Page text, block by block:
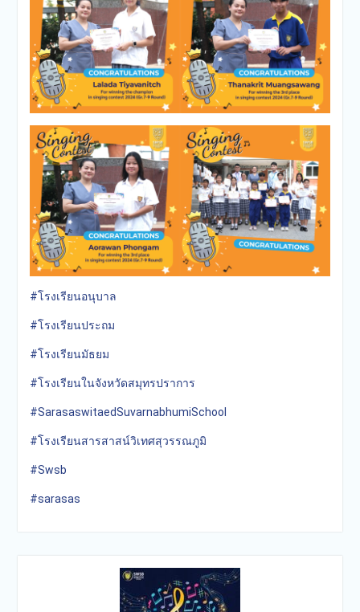
#โรงเรียนอนุบาล
#โรงเรียนประถม
#โรงเรียนมัธยม
#โรงเรียนในจังหวัดสมุทรปราการ
#SarasaswitaedSuvarnabhumiSchool
#โรงเรียนสารสาสน์วิเทศสุวรรณภูมิ
#Swsb
#sarasas